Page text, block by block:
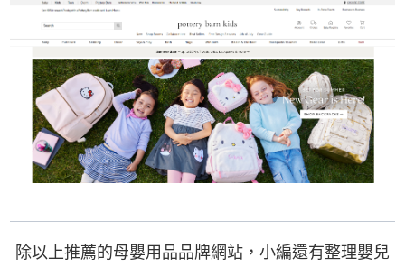
除以上推薦的母嬰用品品牌網站， 小編還有整理嬰兒